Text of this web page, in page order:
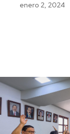
enero 2, 2024